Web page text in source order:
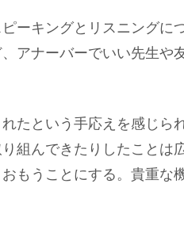
ーキングとリスニングに
アナーバーでいい先生や
たという手応えを感じら
組んできたりしたことは
もうことにする。貴重な